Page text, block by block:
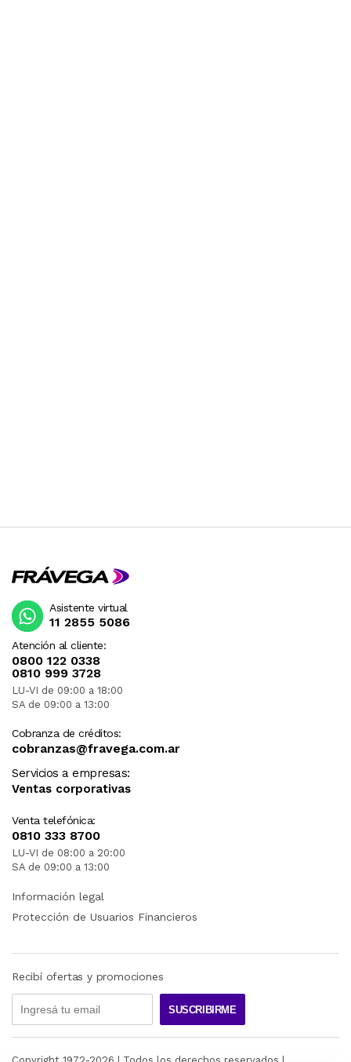
Atención al cliente:
0800 122 0338
0810 999 3728
LU-VI de 09:00 a 18:00
SA de 09:00 a 13:00
Cobranza de créditos:
cobranzas@fravega.com.ar
Servicios a empresas:
Ventas corporativas
Venta telefónica:
0810 333 8700
LU-VI de 08:00 a 20:00
SA de 09:00 a 13:00
Asistente virtual
11 2855 5086
Información legal
Protección de Usuarios Financieros
Recibí ofertas y promociones
SUSCRIBIRME